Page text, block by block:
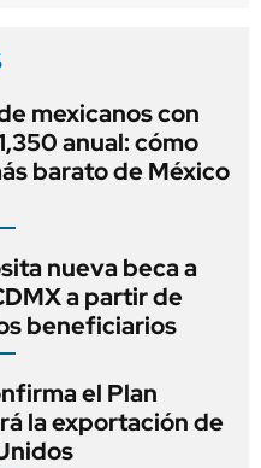
mexicanos con
anual: cómo
barato de México
nueva beca a
a partir de
beneficiarios
el Plan
la exportación de